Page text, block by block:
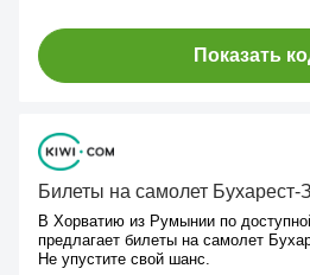
Показать
Билеты на самолет Бухарест-
В Хорватию из Румынии по
предлагает билеты на самолет
Не упустите свой шанс.